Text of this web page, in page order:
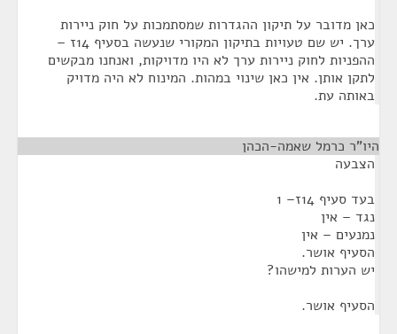
כאן מדובר על תיקון ההגדרות שמסתמכות על חוק ניירות
ערך. יש שם טעויות בתיקון המקורי שנעשה בסעיף 14ז –
ההפניות לחוק ניירות ערך לא היו מדויקות, ואנחנו מבקשים
לתקן אותן. אין כאן שינוי במהות. המינוח לא היה מדויק
באותה עת.
היו"ר כרמל שאמה-הכהן
הצבעה
בעד סעיף 14ז– 1
נגד – אין
נמנעים – אין
הסעיף אושר.
יש הערות למישהו?
הסעיף אושר.